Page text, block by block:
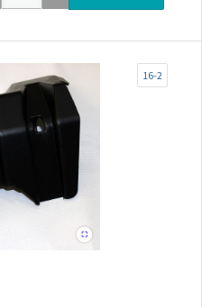
16-2